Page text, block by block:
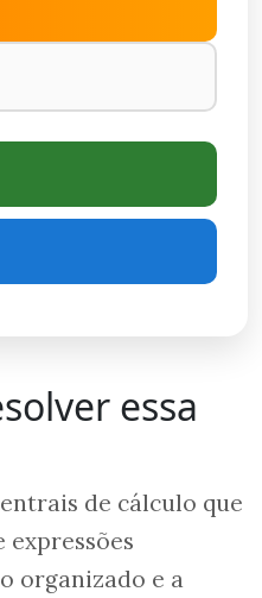
essa
de cálculo que
expressões
organizado e a